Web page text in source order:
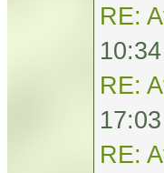
RE:
10:34
RE:
17:03
RE: